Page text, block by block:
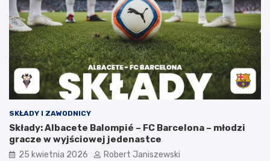
SKŁADY I ZAWODNICY
Składy: Albacete Balompié – FC Barcelona – młodzi
gracze w wyjściowej jedenastce
25 kwietnia 2026 Robert Janiszewski